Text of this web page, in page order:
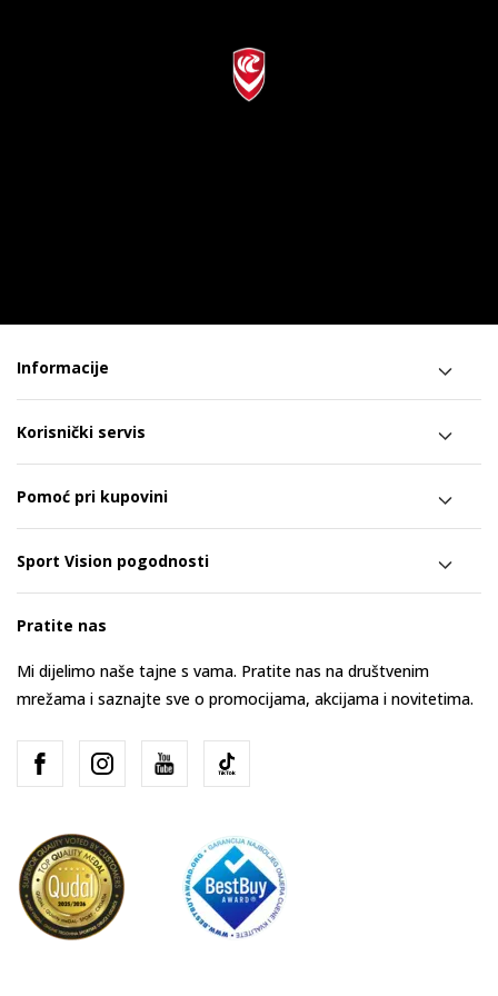
Informacije
Korisnički servis
Pomoć pri kupovini
Sport Vision pogodnosti
Pratite nas
Mi dijelimo naše tajne s vama. Pratite nas na društvenim
mrežama i saznajte sve o promocijama, akcijama i novitetima.